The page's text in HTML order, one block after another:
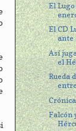
El
El CD
ante
Así
el
Rueda
Falcón